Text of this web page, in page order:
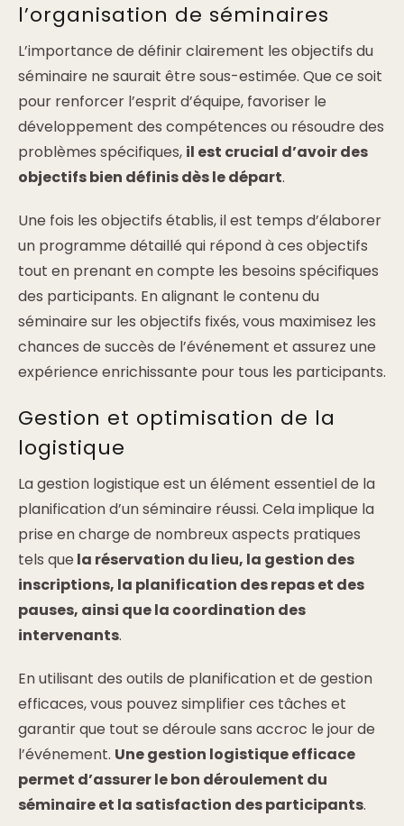
l’organisation de séminaires
L’importance de définir clairement les objectifs du
séminaire ne saurait être sous-estimée. Que ce soit
pour renforcer l’esprit d’équipe, favoriser le
développement des compétences ou résoudre des
problèmes spécifiques, il est crucial d’avoir des
objectifs bien définis dès le départ.
Une fois les objectifs établis, il est temps d’élaborer
un programme détaillé qui répond à ces objectifs
tout en prenant en compte les besoins spécifiques
des participants. En alignant le contenu du
séminaire sur les objectifs fixés, vous maximisez les
chances de succès de l’événement et assurez une
expérience enrichissante pour tous les participants.
Gestion et optimisation de la
logistique
La gestion logistique est un élément essentiel de la
planification d’un séminaire réussi. Cela implique la
prise en charge de nombreux aspects pratiques
tels que la réservation du lieu, la gestion des
inscriptions, la planification des repas et des
pauses, ainsi que la coordination des
intervenants.
En utilisant des outils de planification et de gestion
efficaces, vous pouvez simplifier ces tâches et
garantir que tout se déroule sans accroc le jour de
l’événement. Une gestion logistique efficace
permet d’assurer le bon déroulement du
séminaire et la satisfaction des participants.